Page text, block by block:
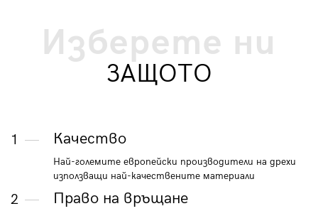
Изберете ни
ЗАЩОТО
1 Качество
Най-големите европейски производители на дрехи
използващи най-качествените материали
2 Право на връщане